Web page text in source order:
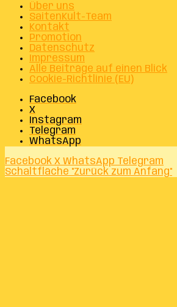
Über uns
SaitenKult-Team
Kontakt
Promotion
Datenschutz
Impressum
Alle Beiträge auf einen Blick
Cookie-Richtlinie (EU)
Facebook
X
Instagram
Telegram
WhatsApp
Facebook X WhatsApp Telegram
Schaltfläche "Zurück zum Anfang"